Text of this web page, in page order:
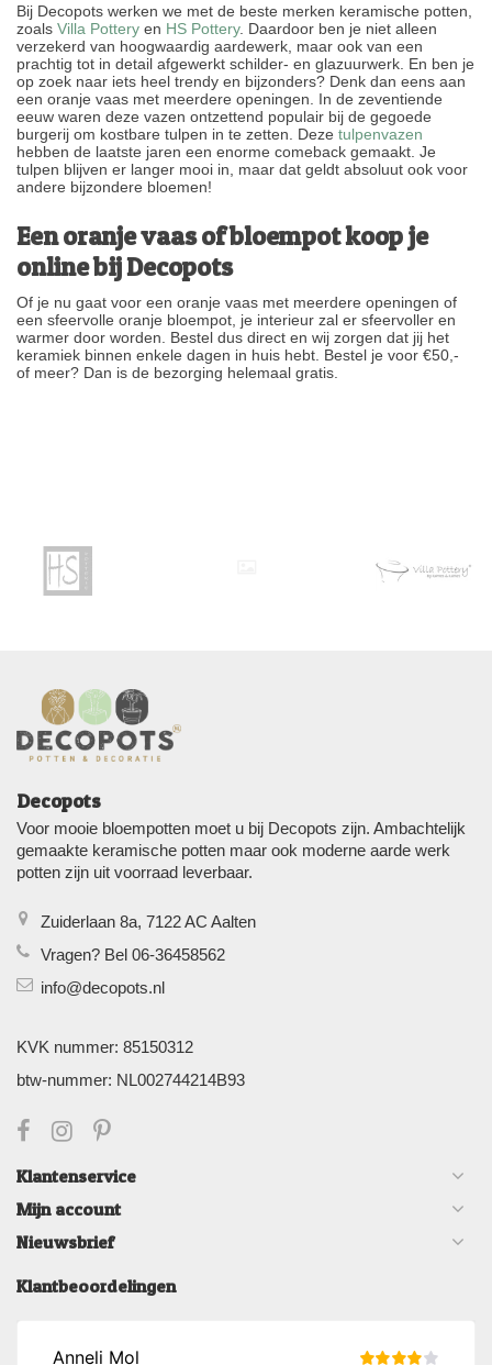
Bij Decopots werken we met de beste merken keramische potten,
zoals Villa Pottery en HS Pottery. Daardoor ben je niet alleen
verzekerd van hoogwaardig aardewerk, maar ook van een
prachtig tot in detail afgewerkt schilder- en glazuurwerk. En ben je
op zoek naar iets heel trendy en bijzonders? Denk dan eens aan
een oranje vaas met meerdere openingen. In de zeventiende
eeuw waren deze vazen ontzettend populair bij de gegoede
burgerij om kostbare tulpen in te zetten. Deze tulpenvazen
hebben de laatste jaren een enorme comeback gemaakt. Je
tulpen blijven er langer mooi in, maar dat geldt absoluut ook voor
andere bijzondere bloemen!
Een oranje vaas of bloempot koop je
online bij Decopots
Of je nu gaat voor een oranje vaas met meerdere openingen of
een sfeervolle oranje bloempot, je interieur zal er sfeervoller en
warmer door worden. Bestel dus direct en wij zorgen dat jij het
keramiek binnen enkele dagen in huis hebt. Bestel je voor €50,-
of meer? Dan is de bezorging helemaal gratis.
Decopots
Voor mooie bloempotten moet u bij Decopots zijn. Ambachtelijk
gemaakte keramische potten maar ook moderne aarde werk
potten zijn uit voorraad leverbaar.
Zuiderlaan 8a, 7122 AC Aalten
Vragen? Bel 06-36458562
info@decopots.nl
KVK nummer: 85150312
btw-nummer: NL002744214B93
Klantenservice
Mijn account
Nieuwsbrief
Klantbeoordelingen